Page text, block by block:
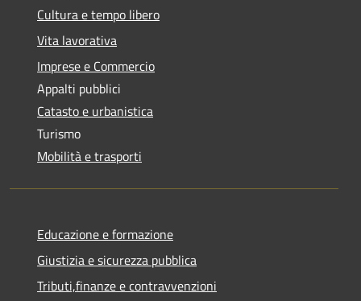
Cultura e tempo libero
Vita lavorativa
Imprese e Commercio
Appalti pubblici
Catasto e urbanistica
Turismo
Mobilità e trasporti
Educazione e formazione
Giustizia e sicurezza pubblica
Tributi,finanze e contravvenzioni